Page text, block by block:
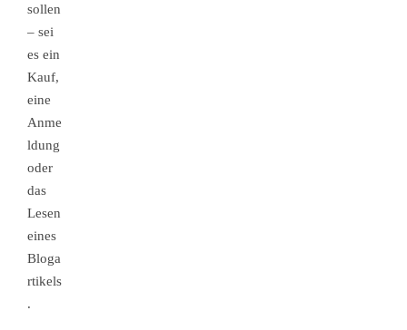
sollen
– sei
es ein
Kauf,
eine
Anme
ldung
oder
das
Lesen
eines
Bloga
rtikels
.